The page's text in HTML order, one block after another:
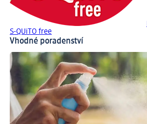
S-QUiTO free
Vhodné poradenství